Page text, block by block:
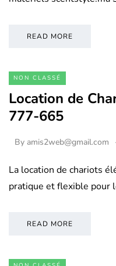
READ MORE
NON CLASSÉ
Location de
777-665
By amis2web@gmail.com
La location de chariots
pratique et flexible pour
READ MORE